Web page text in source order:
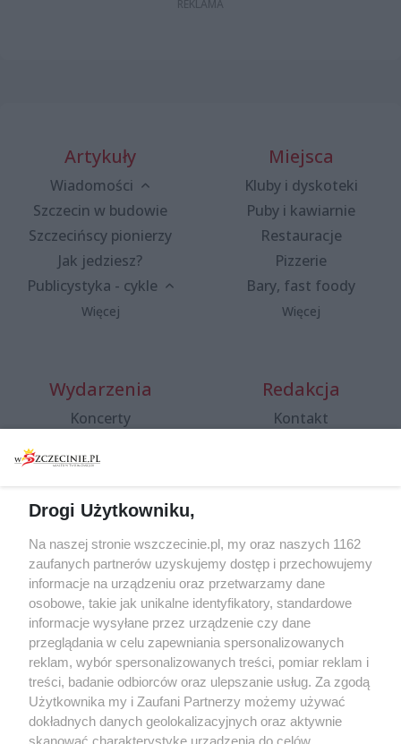
Artykuły
Wiadomości
Szczecin w budowie
Szczecińscy pionierzy
Jak jedziesz?
Publicystyka - cykle
Więcej
Miejsca
Kluby i dyskoteki
Puby i kawiarnie
Restauracje
Pizzerie
Bary, fast foody
Więcej
Wydarzenia
Koncerty
Spacery i oprowadzania
targi
Wernisaże
Więcej
Redakcja
Kontakt
Specjalny koncert z okazji
20. urodzin portalu
wSzczecinie.pl
Regulamin konkursów
śniadaniówka "Hej
Szczecin! Jest piątek!"
Partnerzy
Drogi Użytkowniku,
Na naszej stronie wszczecinie.pl, my oraz naszych 1162
zaufanych partnerów uzyskujemy dostęp i przechowujemy
informacje na urządzeniu oraz przetwarzamy dane
osobowe, takie jak unikalne identyfikatory, standardowe
informacje wysyłane przez urządzenie czy dane
przeglądania w celu zapewniania spersonalizowanych
reklam, wybór spersonalizowanych treści, pomiar reklam i
treści, badanie odbiorców oraz ulepszanie usług. Za zgodą
Użytkownika my i Zaufani Partnerzy możemy używać
dokładnych danych geolokalizacyjnych oraz aktywnie
skanować charakterystykę urządzenia do celów